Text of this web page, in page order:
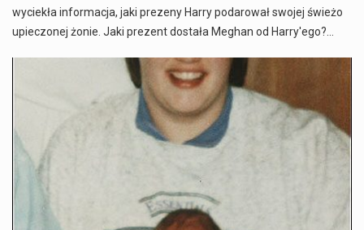
wyciekła informacja, jaki prezeny Harry podarował swojej świeżo
upieczonej żonie. Jaki prezent dostała Meghan od Harry'ego?…